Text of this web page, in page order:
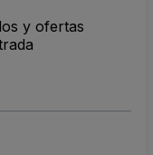
y ofertas